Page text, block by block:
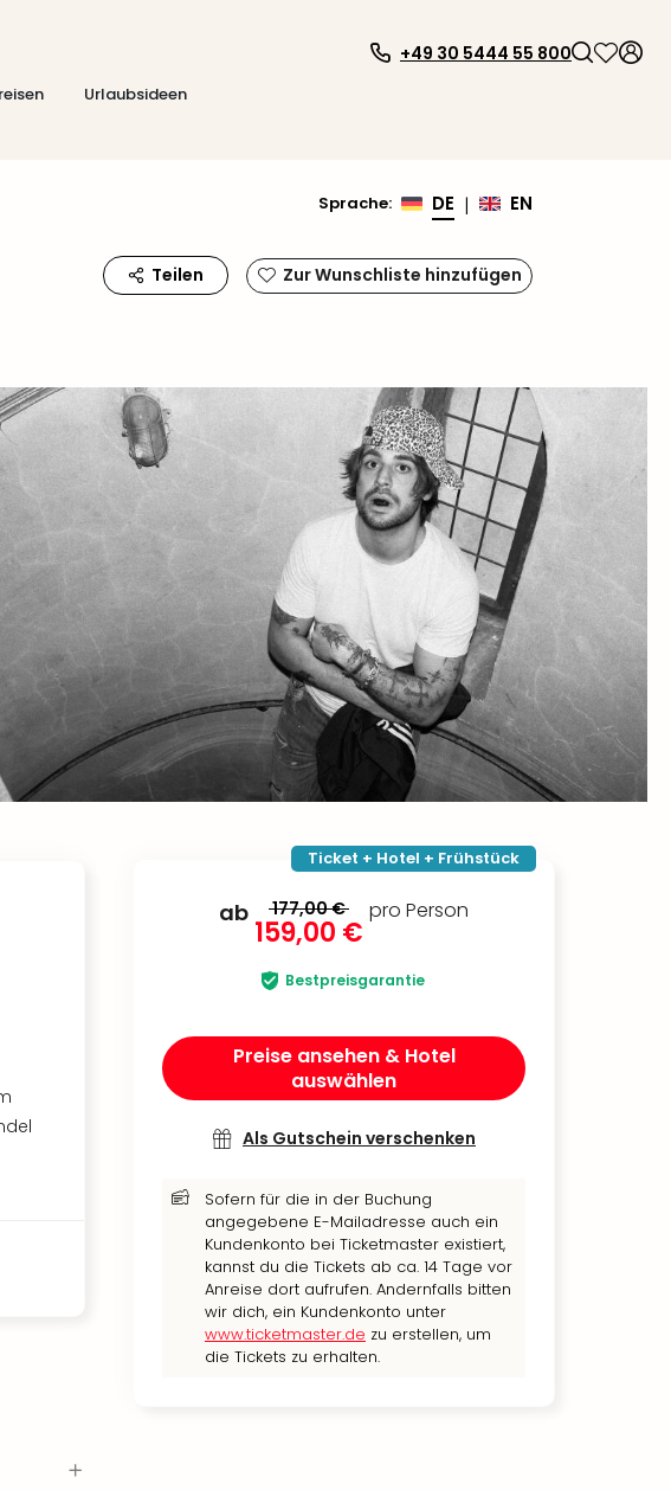
Urlaubsideen
+49 30 5444 55 800
Sprache: DE | EN
Teilen Zur Wunschliste hinzufügen
Ticket + Hotel + Frühstück
ab 177,00 €
159,00 €
pro Person
Bestpreisgarantie
Preise ansehen & Hotel
auswählen
Als Gutschein verschenken
Sofern für die in der Buchung
angegebene E-Mailadresse auch ein
Kundenkonto bei Ticketmaster existiert,
kannst du die Tickets ab ca. 14 Tage vor
Anreise dort aufrufen. Andernfalls bitten
wir dich, ein Kundenkonto unter
www.ticketmaster.de zu erstellen, um
die Tickets zu erhalten.